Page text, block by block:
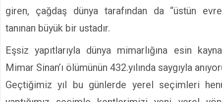
giren, çağdaş dünya tarafından da “üstün
tanınan büyük bir ustadır.
Eşsiz yapıtlarıyla dünya mimarlığına esin
Mimar Sinan’ı ölümünün 432.yılında saygıyla
Geçtiğimiz yıl bu günlerde yerel seçimleri